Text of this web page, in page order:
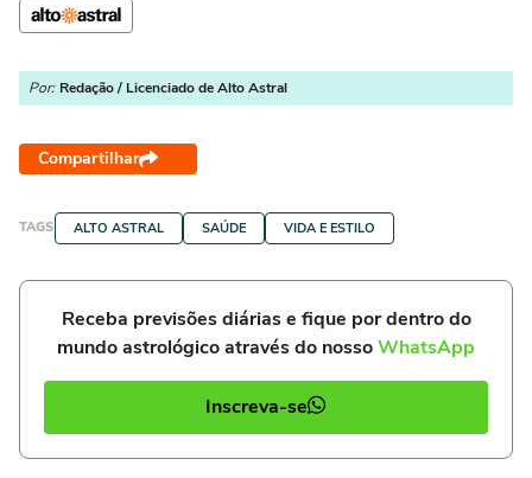
Por: Redação / Licenciado de Alto Astral
Compartilhar
TAGS ALTO ASTRAL SAÚDE VIDA E ESTILO
Receba previsões diárias e fique por dentro do
mundo astrológico através do nossoWhatsApp
Inscreva-se